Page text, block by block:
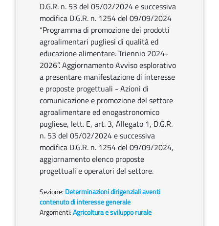
D.G.R. n. 53 del 05/02/2024 e successiva
modifica D.G.R. n. 1254 del 09/09/2024
“Programma di promozione dei prodotti
agroalimentari pugliesi di qualità ed
educazione alimentare. Triennio 2024-
2026”. Aggiornamento Avviso esplorativo
a presentare manifestazione di interesse
e proposte progettuali - Azioni di
comunicazione e promozione del settore
agroalimentare ed enogastronomico
pugliese, lett. E, art. 3, Allegato 1, D.G.R.
n. 53 del 05/02/2024 e successiva
modifica D.G.R. n. 1254 del 09/09/2024,
aggiornamento elenco proposte
progettuali e operatori del settore.
Sezione: Determinazioni dirigenziali aventi
contenuto di interesse generale
Argomenti:Agricoltura e sviluppo rurale